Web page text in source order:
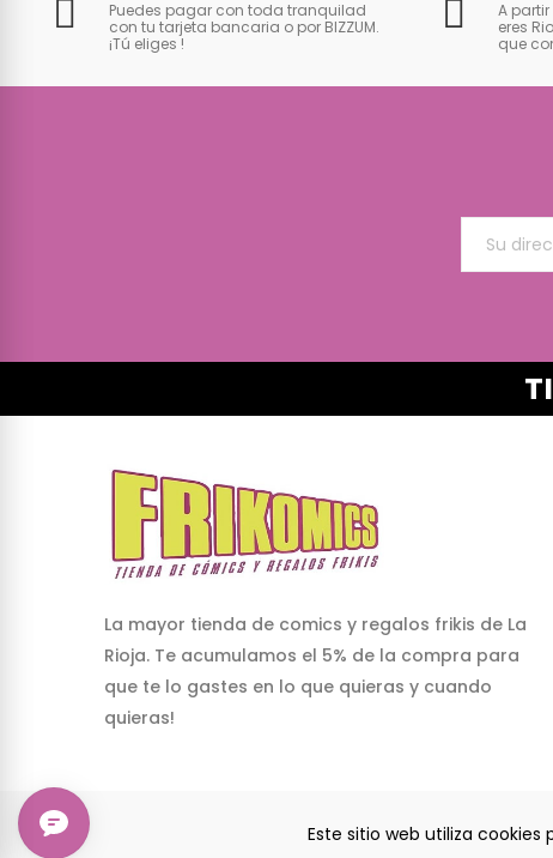
Puedes pagar con toda tranquilad
con tu tarjeta bancaria o por BIZZUM.
¡Tú eliges !
A
eres
que
La mayor tienda de comics y regalos frikis de La
Rioja. Te acumulamos el 5% de la compra para
que te lo gastes en lo que quieras y cuando
quieras!
© 2024 Frikomics.com - Tienda de cómics y regalos
Este sitio web utiliza